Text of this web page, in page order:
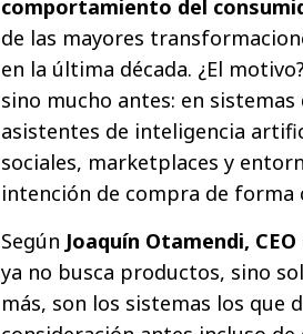
comportamiento del
de las mayores
en la última década. ¿El
sino mucho antes: en
asistentes de inteligencia
sociales, marketplaces y
intención de compra de forma
Según Joaquín Otamendi,
ya no busca productos, sino
más, son los sistemas los que